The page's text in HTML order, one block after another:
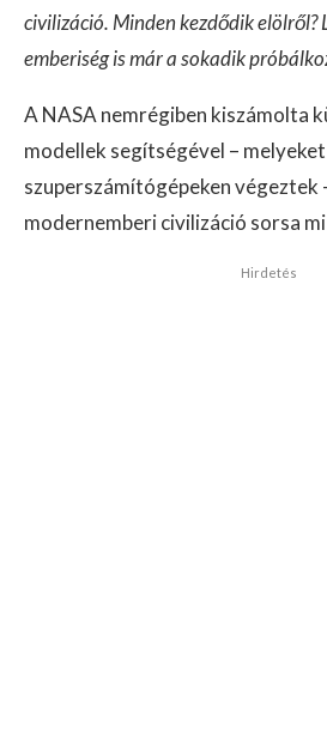
civilizáció. Minden kezdődik elölről?
emberiség is már a sokadik
A NASA nemrégiben kiszámolta
modellek segítségével – melyeket
szuperszámítógépeken végeztek
modernemberi civilizáció sorsa
Hirdetés